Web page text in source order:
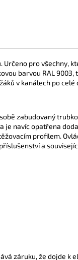
Určeno pro všechny,
barvou RAL 9003,
v kanálech po
zabudovaný
je navíc opatřena
profilem.
a
záruku, že dojde k